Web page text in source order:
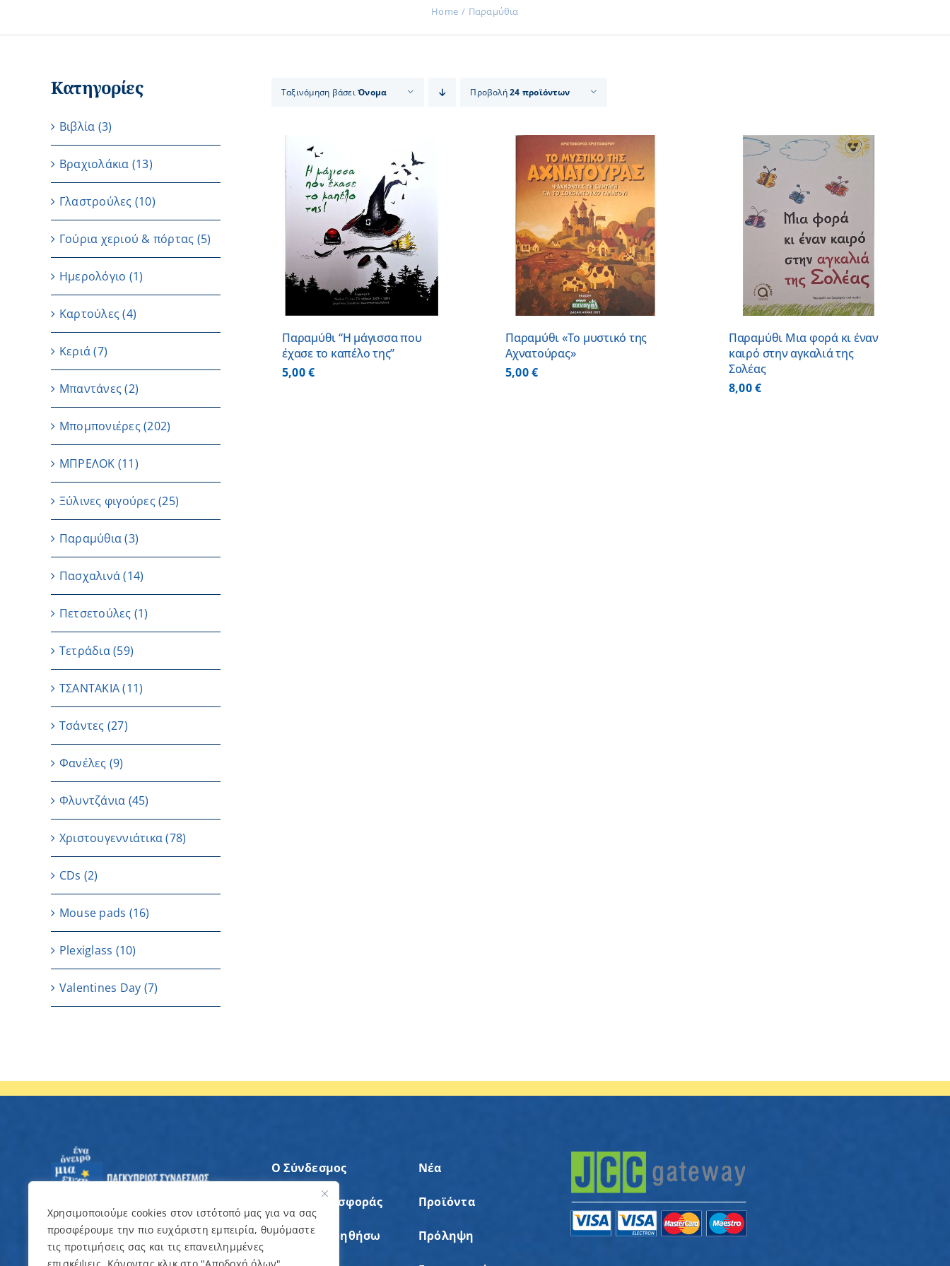
Χρησιμοποιούμε cookies στον ιστότοπό μας για να σας
προσφέρουμε την πιο ευχάριστη εμπειρία, θυμόμαστε
τις προτιμήσεις σας και τις επανειλημμένες
Home Παραμύθια
Ταξινόμηση βάσειΌνομα Προβολή24 προϊόντων
ΠΡΟΣΘΗΚΗ ΣΤΟ ΚΑΛΑΘΙ
ΛΕΠΤΟΜΕΡΕΙΕΣ
Παραμύθι “Η μάγισσα που
έχασε το καπέλο της”
5,00€
ΠΡΟΣΘΗΚΗ ΣΤΟ ΚΑΛΑΘΙ
ΛΕΠΤΟΜΕΡΕΙΕΣ
Παραμύθι «Το μυστικό της
Αχνατούρας»
5,00€
ΠΡΟΣΘΗΚΗ ΣΤΟ ΚΑΛΑΘΙ
ΛΕΠΤΟΜΕΡΕΙΕΣ
Παραμύθι Μια φορά κι έναν
καιρό στην αγκαλιά της
Σολέας
8,00€
Κατηγορίες
Βιβλία (3)
Βραχιολάκια (13)
Γλαστρούλες (10)
Γούρια χεριού & πόρτας (5)
Ημερολόγιο (1)
Καρτούλες (4)
Κεριά (7)
Μπαντάνες (2)
Μπομπονιέρες(202)
ΜΠΡΕΛΟΚ (11)
Ξύλινες φιγούρες(25)
Παραμύθια (3)
Πασχαλινά (14)
Πετσετούλες (1)
Τετράδια(59)
ΤΣΑΝΤΑΚΙΑ (11)
Τσάντες (27)
Φανέλες (9)
Φλυντζάνια (45)
Χριστουγεννιάτικα(78)
CDs (2)
Μouse pads (16)
Plexiglass (10)
Valentines Day (7)
Ο Σύνδεσμος
Άξονες Προσφοράς
Θέλω να Βοηθήσω
Νέα
Προϊόντα
Πρόληψη